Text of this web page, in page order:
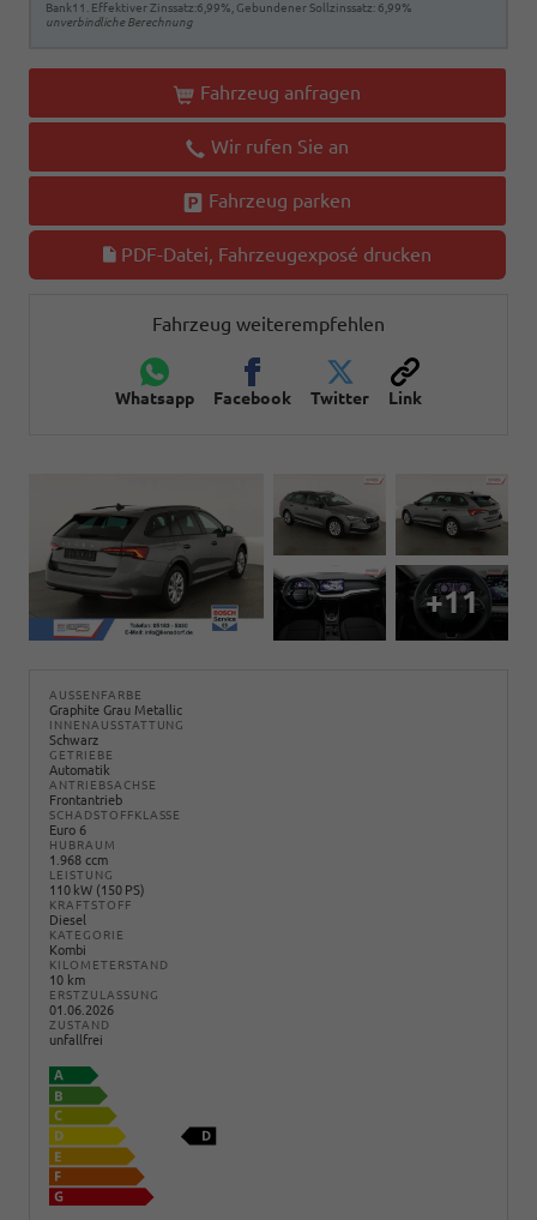
Bank11. Effektiver Zinssatz:6,99%, Gebundener Sollzinssatz: 6,99%
unverbindliche Berechnung
Fahrzeug anfragen
Wir rufen Sie an
Fahrzeug parken
PDF-Datei, Fahrzeugexposé drucken
Fahrzeug weiterempfehlen
Whatsapp Facebook Twitter Link
+11
AUSSENFARBE
Graphite Grau Metallic
INNENAUSSTATTUNG
Schwarz
GETRIEBE
Automatik
ANTRIEBSACHSE
Frontantrieb
SCHADSTOFFKLASSE
Euro 6
HUBRAUM
1.968 ccm
LEISTUNG
110 kW (150 PS)
KRAFTSTOFF
Diesel
KATEGORIE
Kombi
KILOMETERSTAND
10 km
ERSTZULASSUNG
01.06.2026
ZUSTAND
unfallfrei